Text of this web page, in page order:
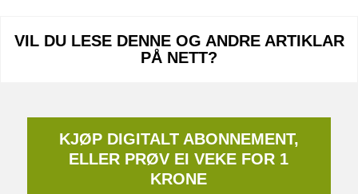
VIL DU LESE DENNE OG ANDRE ARTIKLAR
PÅ NETT?
KJØP DIGITALT ABONNEMENT,
ELLER PRØV EI VEKE FOR 1
KRONE